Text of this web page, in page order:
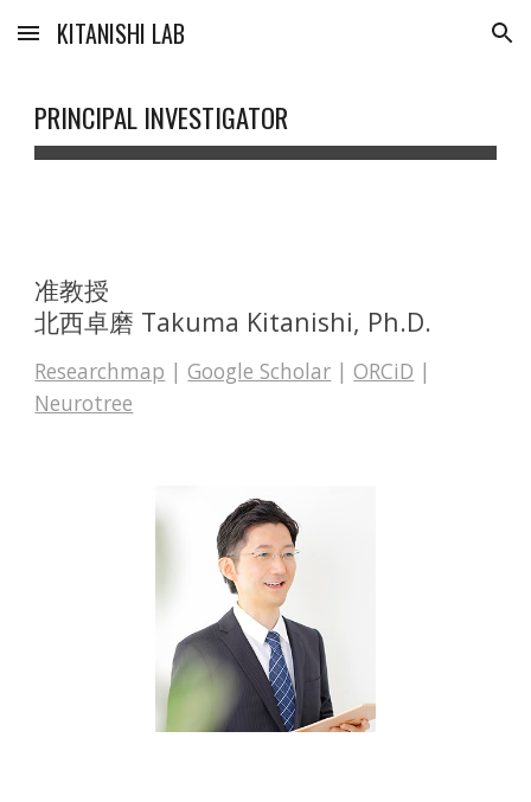
Skip to main content Skip to navigation
KITANISHI LAB
PRINCIPAL INVESTIGATOR
准教授
北西卓磨 Takuma Kitanishi, Ph.D.
Researchmap |Google Scholar |ORCiD |
Neurotree